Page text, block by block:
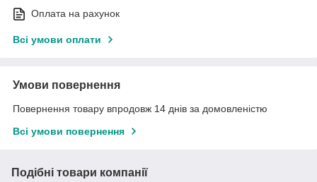
Оплата на рахунок
Всі умови оплати
Умови повернення
Повернення товару впродовж 14 днів за домовленістю
Всі умови повернення
Подібні товари компанії